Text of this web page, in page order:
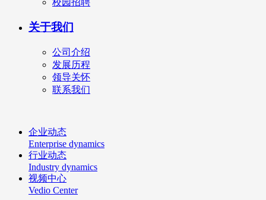
关于我们
公司介绍
发展历程
领导关怀
联系我们
企业动态
Enterprise dynamics
行业动态
Industry dynamics
视频中心
Vedio Center